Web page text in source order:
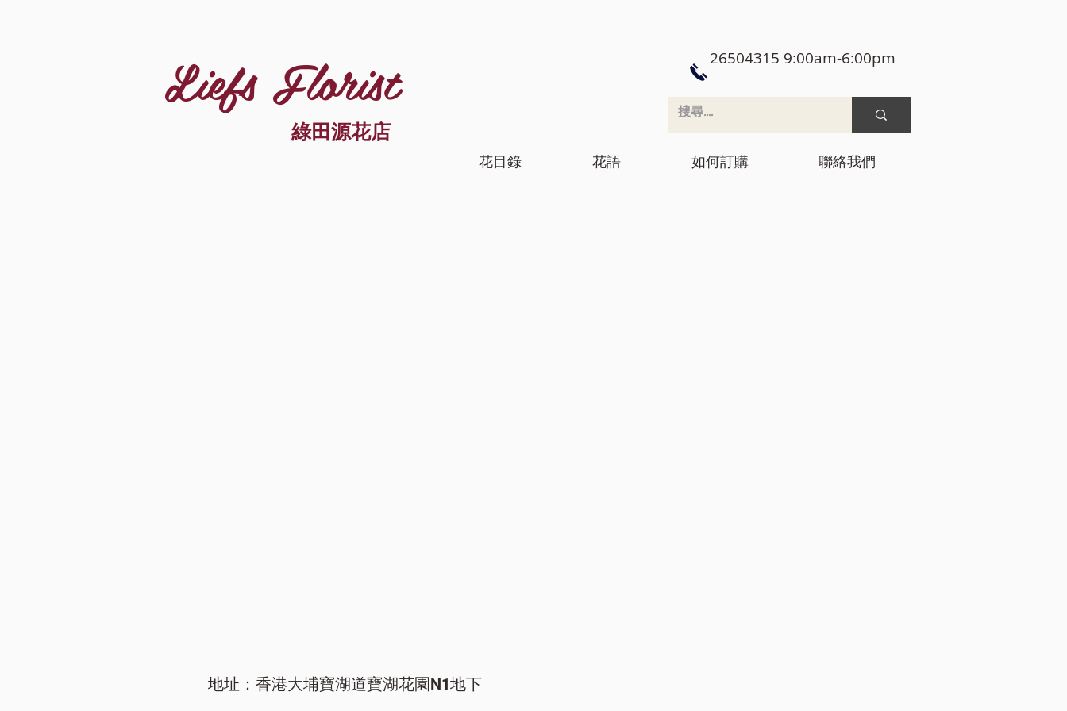
Liefs Florist
綠田源花店
26504315 9:00am-6:00pm
花目錄 花語 如何訂購 聯絡我們
地址：香港大埔寶湖道寶湖花園N1地下